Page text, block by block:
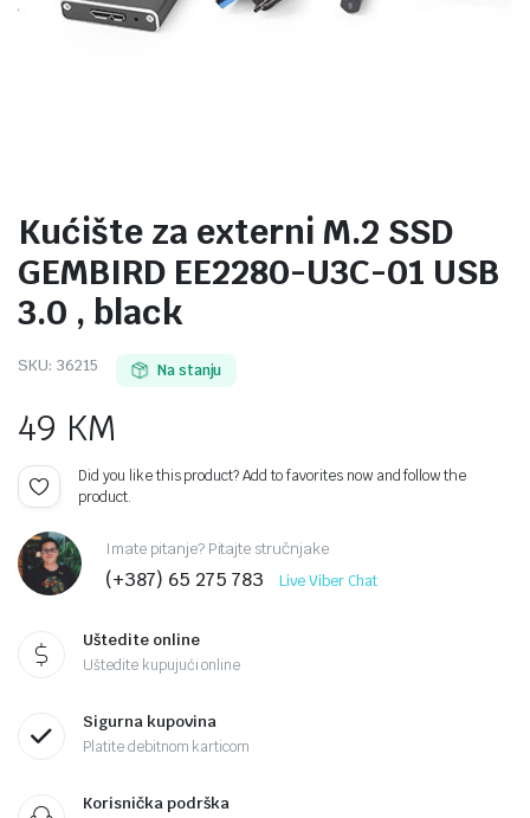
Kućište za externi M.2 SSD
GEMBIRD EE2280-U3C-01 USB
3.0 , black
SKU: 36215 Na stanju
49 KM
Did you like this product? Add to favorites now and follow the
product.
Imate pitanje? Pitajte stručnjake
(+387) 65 275 783 Live Viber Chat
Uštedite online
Uštedite kupujući online
Sigurna kupovina
Platite debitnom karticom
Korisnička podrška